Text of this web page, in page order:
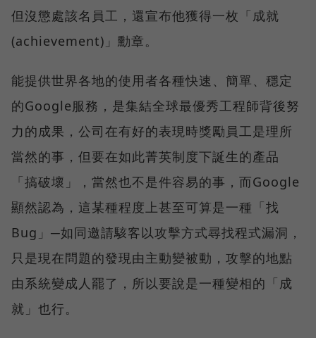
但沒懲處該名員工，還宣布他獲得一枚「成就
(achievement)」勳章。
能提供世界各地的使用者各種快速、簡單、穩定
的Google服務，是集結全球最優秀工程師背後努
力的成果，公司在有好的表現時獎勵員工是理所
當然的事，但要在如此菁英制度下誕生的產品
「搞破壞」，當然也不是件容易的事，而Google
顯然認為，這某種程度上甚至可算是一種「找
Bug」─如同邀請駭客以攻擊方式尋找程式漏洞，
只是現在問題的發現由主動變被動，攻擊的地點
由系統變成人罷了，所以要說是一種變相的「成
就」也行。